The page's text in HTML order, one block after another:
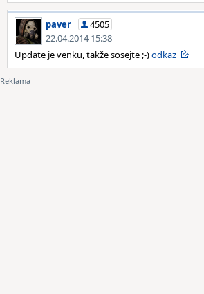
paver
4505
22.04.2014 15:38
Update je venku, takže sosejte ;-)odkaz